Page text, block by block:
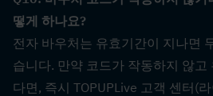
떻게 하나요?
전자 바우처는 유효기간이 지나면
습니다. 만약 코드가 작동하지 않
다면, 즉시 TOPUPLive 고객 센터(